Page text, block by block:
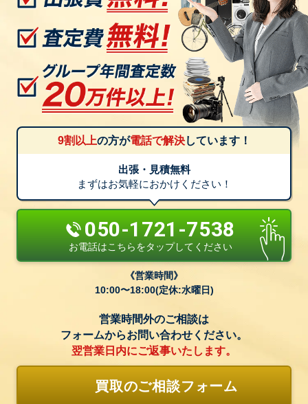
9割以上の方が電話で解決しています！
出張・見積無料
まずはお気軽におかけください！
050-1721-7538
お電話はこちらをタップしてください
営業時間
10:00〜18:00(定休:水曜日)
営業時間外のご相談は
フォームからお問い合わせください。
翌営業日内にご返事いたします。
買取のご相談フォーム